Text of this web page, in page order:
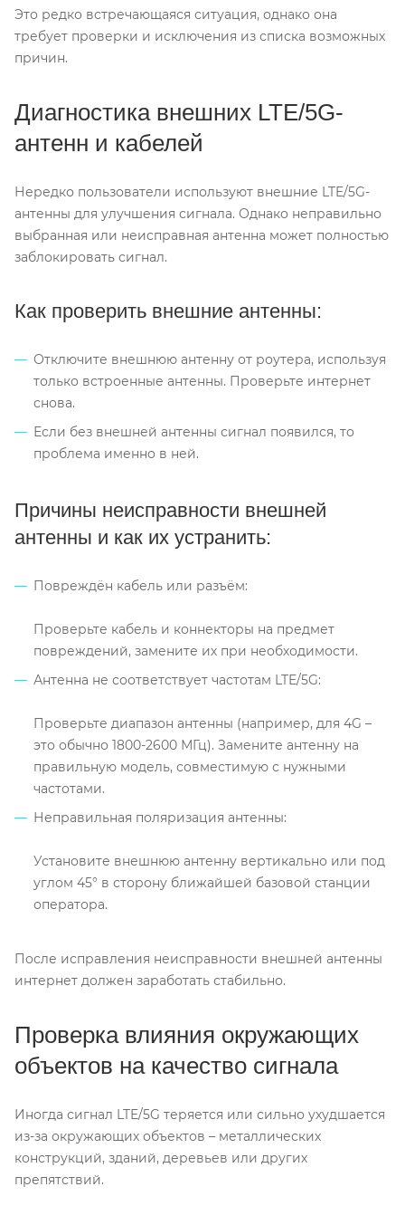
Это редко встречающаяся ситуация, однако она
требует проверки и исключения из списка возможных
причин.
Диагностика внешних LTE/5G-
антенн и кабелей
Нередко пользователи используют внешние LTE/5G-
антенны для улучшения сигнала. Однако неправильно
выбранная или неисправная антенна может полностью
заблокировать сигнал.
Как проверить внешние антенны:
Отключите внешнюю антенну от роутера, используя
только встроенные антенны. Проверьте интернет
снова.
Если без внешней антенны сигнал появился, то
проблема именно в ней.
Причины неисправности внешней
антенны и как их устранить:
Повреждён кабель или разъём:
Проверьте кабель и коннекторы на предмет
повреждений, замените их при необходимости.
Антенна не соответствует частотам LTE/5G:
Проверьте диапазон антенны (например, для 4G –
это обычно 1800-2600 МГц). Замените антенну на
правильную модель, совместимую с нужными
частотами.
Неправильная поляризация антенны:
Установите внешнюю антенну вертикально или под
углом 45° в сторону ближайшей базовой станции
оператора.
После исправления неисправности внешней антенны
интернет должен заработать стабильно.
Проверка влияния окружающих
объектов на качество сигнала
Иногда сигнал LTE/5G теряется или сильно ухудшается
из-за окружающих объектов – металлических
конструкций, зданий, деревьев или других
препятствий.